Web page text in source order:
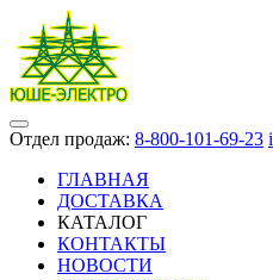
Отдел продаж: 8-800-101-69-23
ГЛАВНАЯ
ДОСТАВКА
КАТАЛОГ
КОНТАКТЫ
НОВОСТИ